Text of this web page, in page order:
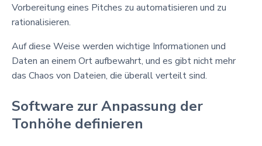
Vorbereitung eines Pitches zu automatisieren und zu
rationalisieren.
Auf diese Weise werden wichtige Informationen und
Daten an einem Ort aufbewahrt, und es gibt nicht mehr
das Chaos von Dateien, die überall verteilt sind.
Software zur Anpassung der
Tonhöhe definieren